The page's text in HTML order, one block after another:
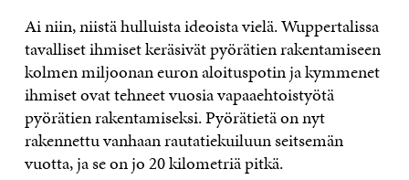
Ai niin, niistä hulluista ideoista vielä. Wuppertalissa
tavalliset ihmiset keräsivät pyörätien rakentamiseen
kolmen miljoonan euron aloituspotin ja kymmenet
ihmiset ovat tehneet vuosia vapaaehtoistyötä
pyörätien rakentamiseksi. Pyörätietä on nyt
rakennettu vanhaan rautatiekuiluun seitsemän
vuotta, ja se on jo 20 kilometriä pitkä.